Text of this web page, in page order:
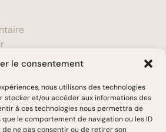
le consentement
nous utilisons des technologies
stocker et/ou accéder aux informations des
à ces technologies nous permettra de
le comportement de navigation ou les ID
de ne pas consentir ou de retirer son